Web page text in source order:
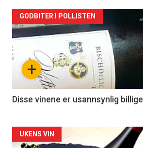
Forsiden
akkurat
nå
3
+
GODBITER I POLLISTEN
Disse vinene er usannsynlig billige
Forsiden
UKENS VIN